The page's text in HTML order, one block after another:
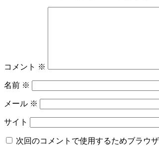
コメント ※
名前 ※
メール ※
サイト
次回のコメントで使用するためブラウ